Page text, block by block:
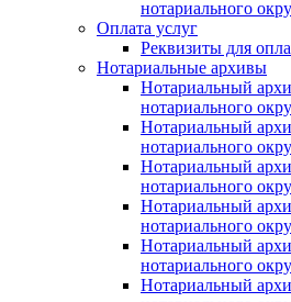
нотариального
Оплата услуг
Реквизиты для
Нотариальные архивы
Нотариальный
нотариального
Нотариальный
нотариального
Нотариальный
нотариального
Нотариальный
нотариального
Нотариальный
нотариального
Нотариальный